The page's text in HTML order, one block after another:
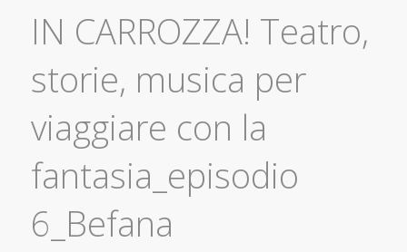
IN CARROZZA! Teatro,
storie, musica per
viaggiare con la
fantasia_episodio
6_Befana